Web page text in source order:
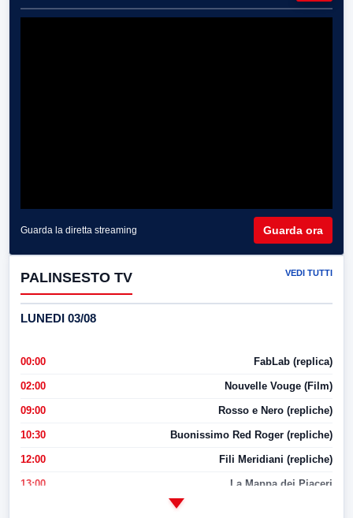
Guarda la diretta streaming Guarda ora
PALINSESTO TV VEDI TUTTI
LUNEDI 03/08
00:00 FabLab (replica)
02:00 Nouvelle Vouge (Film)
09:00 Rosso e Nero (repliche)
10:30 Buonissimo Red Roger (repliche)
12:00 Fili Meridiani (repliche)
13:00 La Mappa dei Piaceri